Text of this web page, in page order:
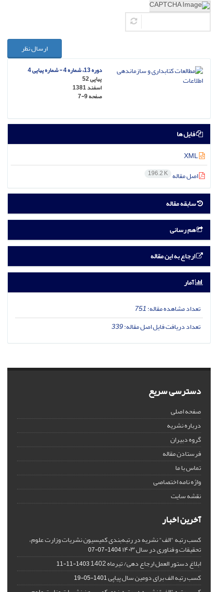
ارسال نظر
دوره 13، شماره 4 - شماره پیاپی 4
پیاپی 52
اسفند 1381
صفحه7-9
فایل ها
اصل مقاله 196.2 K
سابقه مقاله
هم رسانی
ارجاع به این مقاله
آمار
تعداد مشاهده مقاله:751
تعداد دریافت فایل اصل مقاله:339
دسترسی سریع
صفحه اصلی
درباره نشریه
گروه دبیران
فرستادن مقاله
تماس با ما
واژه نامه اختصاصی
نقشه سایت
آخرین اخبار
کسب رتبه "الف" نشریه در رتبه‌بندی کمیسیون نشریات وزارت علوم،
تحقیقات و فناوری در سال ۱۴۰۳ 1404-07-07
ابلاغ دستور العمل ارجاع دهی/ تیرماه 1402 1403-11-11
کسب رتبه الف برای دومین سال پیاپی1401-05-19